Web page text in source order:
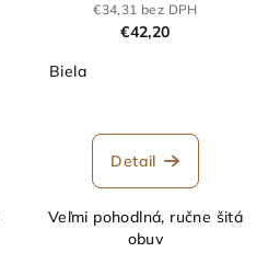
€34,31 bez DPH
€42,20
Biela
Detail
Veľmi pohodlná, ručne šitá
obuv